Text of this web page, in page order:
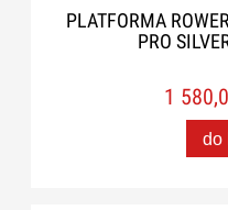
PLATFORMA
PRO
1
do